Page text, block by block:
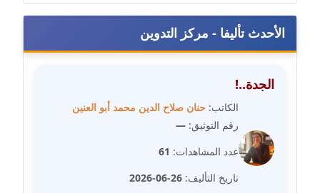
مدونة علا ابو السعادات
مدونة علا الأزوك
عاملة
مدونة علاء سرحان
الأحدث تأليفا - مركز التدوين
الجدة..!
الكاتب: حنان صلاح الدين محمد أبو العنين
رقم التوثيق: —
عدد المشاهدات: 61
تاريخ التأليف: 26-06-2026